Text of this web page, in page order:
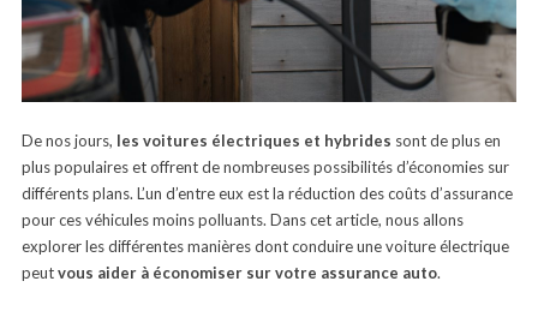
De nos jours, les voitures électriques et hybrides sont de plus en
plus populaires et offrent de nombreuses possibilités d’économies sur
différents plans. L’un d’entre eux est la réduction des coûts d’assurance
pour ces véhicules moins polluants. Dans cet article, nous allons
explorer les différentes manières dont conduire une voiture électrique
peutvous aider à économiser sur votre assurance auto.